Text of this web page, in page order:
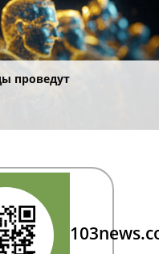
проведут